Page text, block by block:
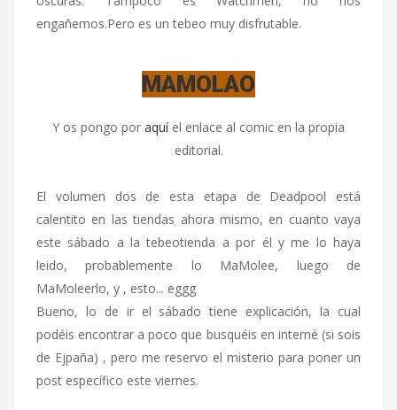
engañemos.Pero es un tebeo muy disfrutable.
MAMOLAO
Y os pongo por aquíel enlace al comic en la propia
editorial.
El volumen dos de esta etapa de Deadpool está
calentito en las tiendas ahora mismo, en cuanto vaya
este sábado a la tebeotienda a por él y me lo haya
leido, probablemente lo MaMolee, luego de
MaMoleerlo, y , esto... eggg
Bueno, lo de ir el sábado tiene explicación, la cual
podéis encontrar a poco que busquéis en interné (si sois
de Ejpaña) , pero me reservo el misterio para poner un
post específico este viernes.